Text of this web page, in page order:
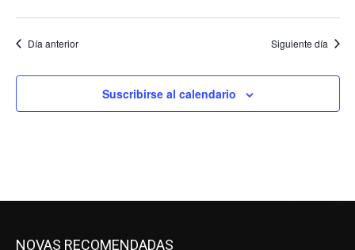
Día anterior Siguiente día
Suscribirse al calendario
NOVAS RECOMENDADAS